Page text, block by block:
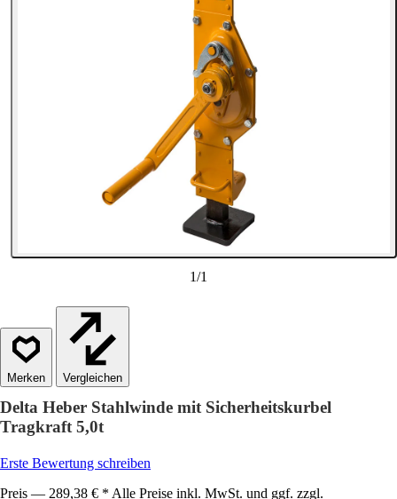
1/1
Vergleichen
Delta Heber Stahlwinde mit Sicherheitskurbel
Tragkraft 5,0t
Erste Bewertung schreiben
Preis — 289,38 € * Alle Preise inkl. MwSt. und ggf. zzgl.